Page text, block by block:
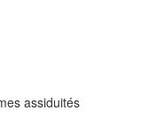
assiduités